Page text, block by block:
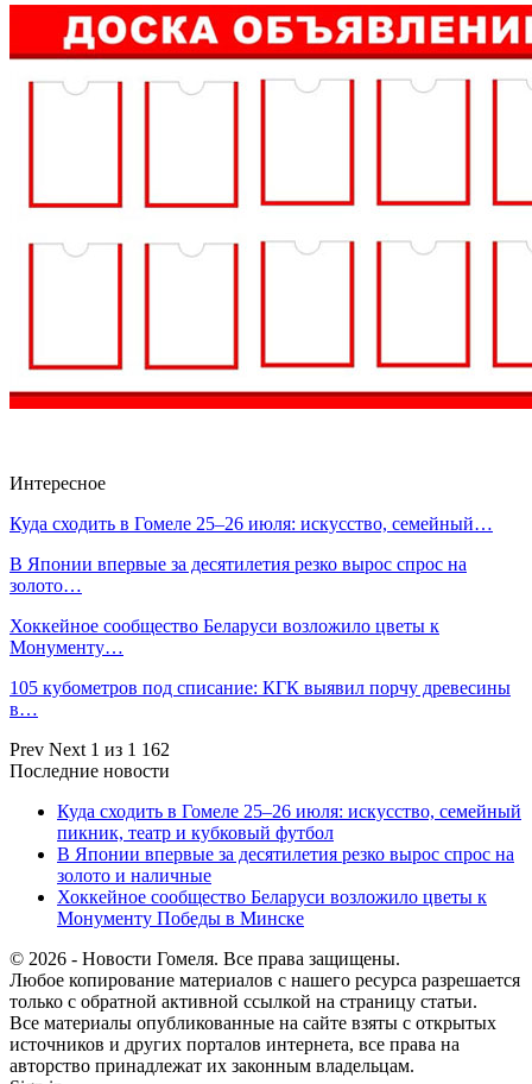
Интересное
Куда сходить в Гомеле 25–26 июля: искусство, семейный…
В Японии впервые за десятилетия резко вырос спрос на
золото…
Хоккейное сообщество Беларуси возложило цветы к
Монументу…
105 кубометров под списание: КГК выявил порчу древесины
в…
Prev Next 1 из 1 162
Последние новости
Куда сходить в Гомеле 25–26 июля: искусство, семейный
пикник, театр и кубковый футбол
В Японии впервые за десятилетия резко вырос спрос на
золото и наличные
Хоккейное сообщество Беларуси возложило цветы к
Монументу Победы в Минске
© 2026 - Новости Гомеля. Все права защищены.
Любое копирование материалов с нашего ресурса разрешается
только с обратной активной ссылкой на страницу статьи.
Все материалы опубликованные на сайте взяты с открытых
источников и других порталов интернета, все права на
авторство принадлежат их законным владельцам.